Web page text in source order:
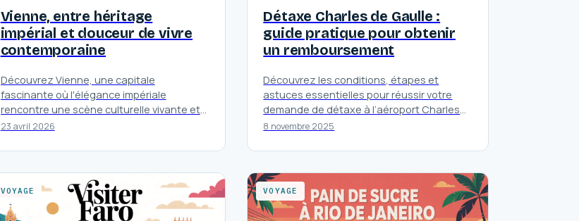
Vienne, entre héritage
impérial et douceur de vivre
contemporaine
23 avril 2026
Découvrez Vienne, une capitale
fascinante où l'élégance impériale
rencontre une scène culturelle vivante et
un art de vivre unique.
Détaxe Charles de Gaulle :
guide pratique pour obtenir
un remboursement
8 novembre 2025
Découvrez les conditions, étapes et
astuces essentielles pour réussir votre
demande de détaxe à l’aéroport Charles
de Gaulle sans stress ni erreur.
VOYAGE VOYAGE